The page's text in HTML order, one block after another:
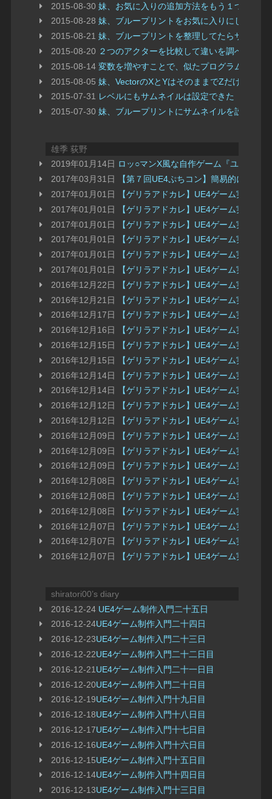
2015-08-30妹、お気に入りの追加方法をもう１つ見つけ
2015-08-28妹、ブループリントをお気に入りにしたい
2015-08-21妹、ブループリントを整理してたらサムネイ
2015-08-20 ２つのアクターを比較して違いを調べる
2015-08-14変数を増やすことで、似たプログラムを同じ
2015-08-05妹、VectorのXとYはそのままでZだけ変えた
2015-07-31 レベルにもサムネイルは設定できた
2015-07-30妹、ブループリントにサムネイルを設定する
雄季 荻野
2019年01月14日 ロッ○マンX風な自作ゲーム『ユニティ
2017年03月31日
【第７回UE4ぷちコン】簡易的にUE4
2017年01月01日
【ゲリラアドカレ】UE4ゲーム実装 ま
2017年01月01日
【ゲリラアドカレ】UE4ゲーム実装
2017年01月01日
【ゲリラアドカレ】UE4ゲーム実装
2017年01月01日
【ゲリラアドカレ】UE4ゲーム実装
2017年01月01日
【ゲリラアドカレ】UE4ゲーム実装
2017年01月01日
【ゲリラアドカレ】UE4ゲーム実装
2016年12月22日
【ゲリラアドカレ】UE4ゲーム実装
2016年12月21日
【ゲリラアドカレ】UE4ゲーム実装
2016年12月17日
【ゲリラアドカレ】UE4ゲーム実装
2016年12月16日
【ゲリラアドカレ】UE4ゲーム実装
2016年12月15日
【ゲリラアドカレ】UE4ゲーム実装
2016年12月15日
【ゲリラアドカレ】UE4ゲーム実装
2016年12月14日
【ゲリラアドカレ】UE4ゲーム実装
2016年12月14日
【ゲリラアドカレ】UE4ゲーム実装
2016年12月12日
【ゲリラアドカレ】UE4ゲーム実装
2016年12月12日
【ゲリラアドカレ】UE4ゲーム実装
2016年12月09日
【ゲリラアドカレ】UE4ゲーム実装
2016年12月09日
【ゲリラアドカレ】UE4ゲーム実装
2016年12月09日
【ゲリラアドカレ】UE4ゲーム実装
2016年12月08日
【ゲリラアドカレ】UE4ゲーム実装
2016年12月08日
【ゲリラアドカレ】UE4ゲーム実装
2016年12月08日
【ゲリラアドカレ】UE4ゲーム実装
2016年12月07日
【ゲリラアドカレ】UE4ゲーム実装
2016年12月07日
【ゲリラアドカレ】UE4ゲーム実装
2016年12月07日
【ゲリラアドカレ】UE4ゲーム実装
shiratori00’s diary
2016-12-24 UE4ゲーム制作入門二十五日
2016-12-24UE4ゲーム制作入門二十四日
2016-12-23UE4ゲーム制作入門二十三日
2016-12-22UE4ゲーム制作入門二十二日目
2016-12-21 UE4ゲーム制作入門二十一日目
2016-12-20UE4ゲーム制作入門二十日目
2016-12-19UE4ゲーム制作入門十九日目
2016-12-18UE4ゲーム制作入門十八日目
2016-12-17UE4ゲーム制作入門十七日目
2016-12-16UE4ゲーム制作入門十六日目
2016-12-15UE4ゲーム制作入門十五日目
2016-12-14UE4ゲーム制作入門十四日目
2016-12-13UE4ゲーム制作入門十三日目